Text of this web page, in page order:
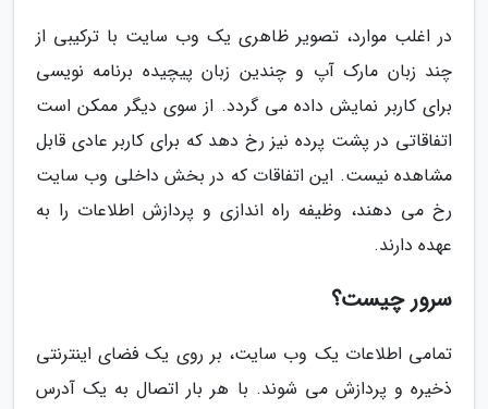
در اغلب موارد، تصویر ظاهری یک وب سایت با ترکیبی از
چند زبان مارک آپ و چندین زبان پیچیده برنامه نویسی
برای کاربر نمایش داده می گردد. از سوی دیگر ممکن است
اتفاقاتی در پشت پرده نیز رخ دهد که برای کاربر عادی قابل
مشاهده نیست. این اتفاقات که در بخش داخلی وب سایت
رخ می دهند، وظیفه راه اندازی و پردازش اطلاعات را به
عهده دارند.
سرور چیست؟
تمامی اطلاعات یک وب سایت، بر روی یک فضای اینترنتی
ذخیره و پردازش می شوند. با هر بار اتصال به یک آدرس